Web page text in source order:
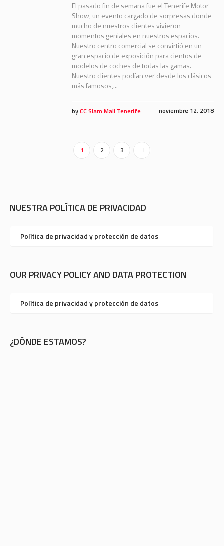
El pasado fin de semana fue el Tenerife Motor
Show, un evento cargado de sorpresas donde
mucho de nuestros clientes vivieron
momentos geniales en nuestros espacios.
Nuestro centro comercial se convirtió en un
gran espacio de exposición para cientos de
modelos de coches de todas las gamas.
Nuestro clientes podían ver desde los clásicos
más famosos,...
noviembre 12, 2018
byCC Siam Mall Tenerife
1 2 3
NUESTRA POLÍTICA DE PRIVACIDAD
Política de privacidad y protección de datos
OUR PRIVACY POLICY AND DATA PROTECTION
Política de privacidad y protección de datos
¿DÓNDE ESTAMOS?